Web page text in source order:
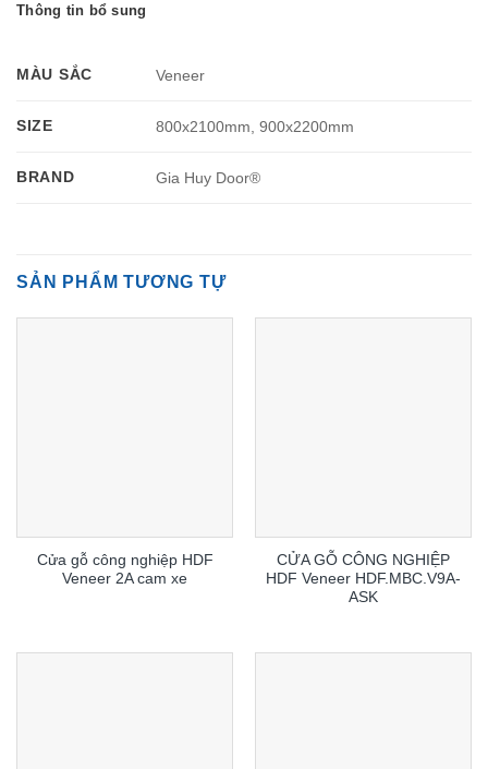
Thông tin bổ sung
MÀU SẮC Veneer
SIZE 800x2100mm, 900x2200mm
BRAND Gia Huy Door®
SẢN PHẨM TƯƠNG TỰ
Cửa gỗ công nghiệp HDF
Veneer 2A cam xe
CỬA GỖ CÔNG NGHIỆP
HDF Veneer HDF.MBC.V9A-
ASK